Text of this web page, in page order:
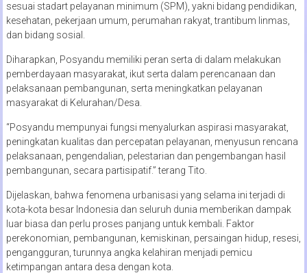
sesuai stadart pelayanan minimum (SPM), yakni bidang pendidikan,
kesehatan, pekerjaan umum, perumahan rakyat, trantibum linmas,
dan bidang sosial.
Diharapkan, Posyandu memiliki peran serta di dalam melakukan
pemberdayaan masyarakat, ikut serta dalam perencanaan dan
pelaksanaan pembangunan, serta meningkatkan pelayanan
masyarakat di Kelurahan/Desa.
“Posyandu mempunyai fungsi menyalurkan aspirasi masyarakat,
peningkatan kualitas dan percepatan pelayanan, menyusun rencana
pelaksanaan, pengendalian, pelestarian dan pengembangan hasil
pembangunan, secara partisipatif.” terang Tito.
Dijelaskan, bahwa fenomena urbanisasi yang selama ini terjadi di
kota-kota besar Indonesia dan seluruh dunia memberikan dampak
luar biasa dan perlu proses panjang untuk kembali. Faktor
perekonomian, pembangunan, kemiskinan, persaingan hidup, resesi,
pengangguran, turunnya angka kelahiran menjadi pemicu
ketimpangan antara desa dengan kota.